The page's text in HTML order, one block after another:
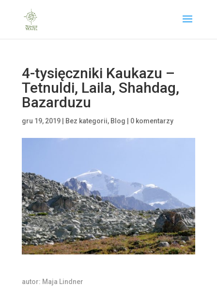
4-tysięczniki Kaukazu –
Tetnuldi, Laila, Shahdag,
Bazarduzu
gru 19, 2019| Bez kategorii, Blog 0 komentarzy
autor: Maja Lindner